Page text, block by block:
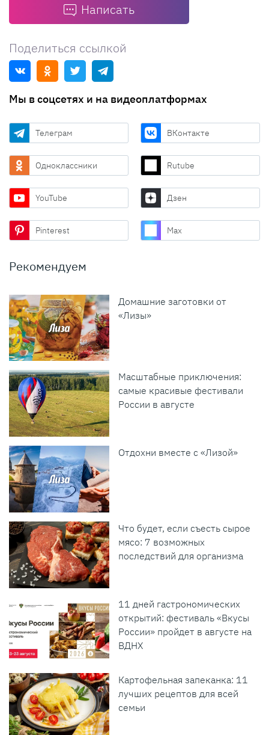
Написать
Поделиться ссылкой
Мы в соцсетях и на видеоплатформах
Телеграм ВКонтакте
Одноклассники Rutube
YouTube Дзен
Pinterest Max
Рекомендуем
Домашние заготовки от
«Лизы»
Масштабные приключения:
самые красивые фестивали
России в августе
Отдохни вместе с «Лизой»
Что будет, если съесть сырое
мясо: 7 возможных
последствий для организма
11 дней гастрономических
открытий: фестиваль «Вкусы
России» пройдет в августе на
ВДНХ
Картофельная запеканка: 11
лучших рецептов для всей
семьи